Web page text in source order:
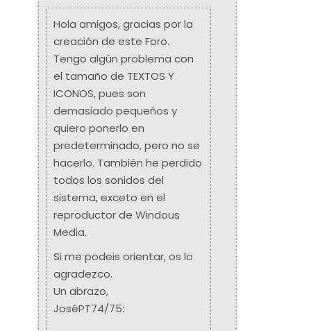
Hola amigos, gracias por la
creación de este Foro.
Tengo algún problema con
el tamaño de TEXTOS Y
ICONOS, pues son
demasiado pequeños y
quiero ponerlo en
predeterminado, pero no se
hacerlo. También he perdido
todos los sonidos del
sistema, exceto en el
reproductor de Windous
Media.
Si me podeis orientar, os lo
agradezco.
Un abrazo,
JoséPT74/75: